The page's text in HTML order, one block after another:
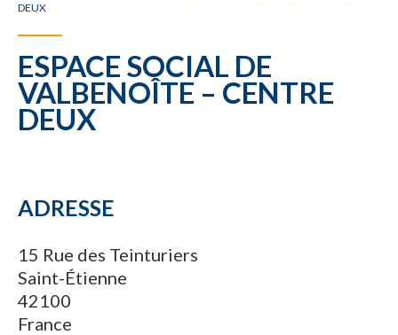
DEUX
ESPACE SOCIAL DE
VALBENOÎTE – CENTRE
DEUX
ADRESSE
15 Rue des Teinturiers
Saint-Étienne
42100
France